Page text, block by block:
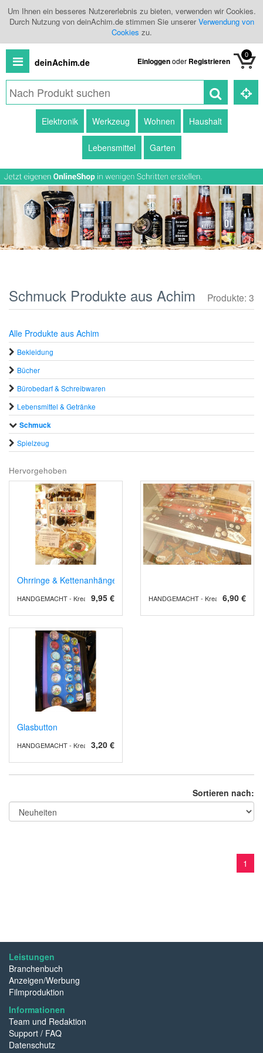
Um Ihnen ein besseres Nutzererlebnis zu bieten, verwenden wir Cookies.
Durch Nutzung von deinAchim.de stimmen Sie unsererVerwendung von
Cookies zu.
deinAchim.de Einloggenoder Registrieren
0
Produkte
Händlerübersicht
Branchenbuch
Elektronik Werkzeug Wohnen Haushalt
Lebensmittel Garten
Produkte: 3
Schmuck Produkte aus Achim
Alle Produkte aus Achim
Bekleidung
Bücher
Bürobedarf & Schreibwaren
Lebensmittel & Getränke
Schmuck
Spielzeug
Hervorgehoben
Ohrringe & Kettenanhänger (Schokoklunker)
9,95 €
HANDGEMACHT - Kreative Unikate 6,90 €
HANDGEMACHT - Kreative Unikate
Glasbutton
3,20 €
HANDGEMACHT - Kreative Unikate
Sortieren nach:
1
Leistungen
Branchenbuch
Anzeigen/Werbung
Filmproduktion
Informationen
Team und Redaktion
Support / FAQ
Datenschutz